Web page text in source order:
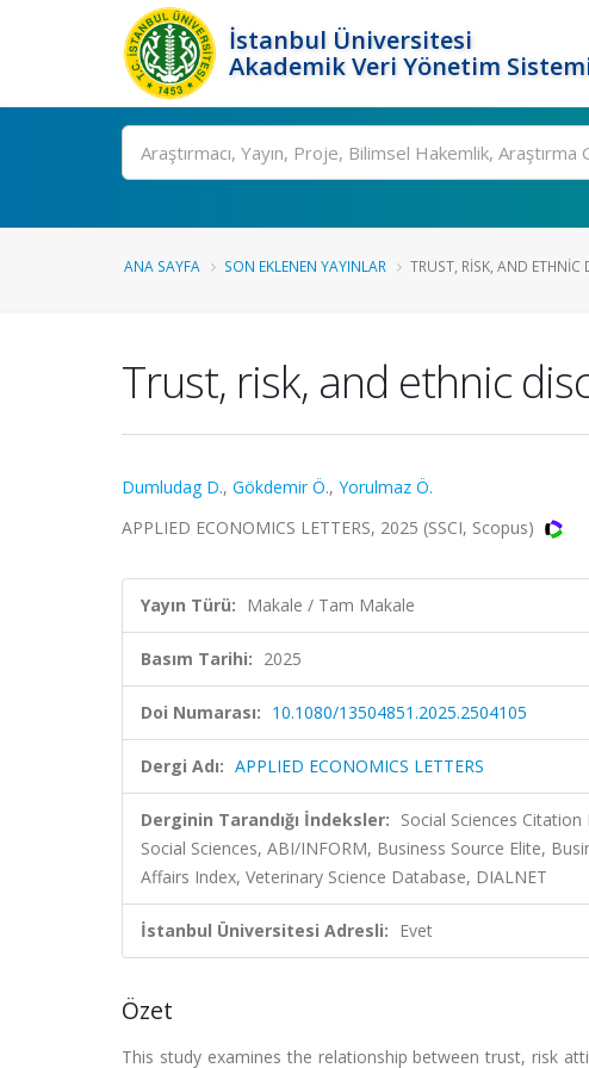
İstanbul Üniversitesi
Akademik Veri Yönetim
Ara
ANA SAYFA SON EKLENEN YAYINLAR TRUST, RISK, AND ETHNIC
Trust, risk, and ethnic
Dumludag D., Gökdemir Ö., Yorulmaz Ö.
APPLIED ECONOMICS LETTERS, 2025 (SSCI, Scopus)
Yayın Türü: Makale / Tam Makale
Basım Tarihi: 2025
Doi Numarası: 10.1080/13504851.2025.2504105
Dergi Adı: APPLIED ECONOMICS LETTERS
Derginin Tarandığı İndeksler: Social Sciences
Social Sciences, ABI/INFORM, Business Source Elite,
Affairs Index, Veterinary Science Database, DIALNET
İstanbul Üniversitesi Adresli: Evet
Özet
This study examines the relationship between trust, risk